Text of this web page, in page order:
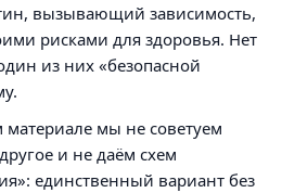
вызывающий зависимость,
рисками для здоровья. Нет
из них «безопасной
мы не советуем
и не даём схем
единственный вариант без